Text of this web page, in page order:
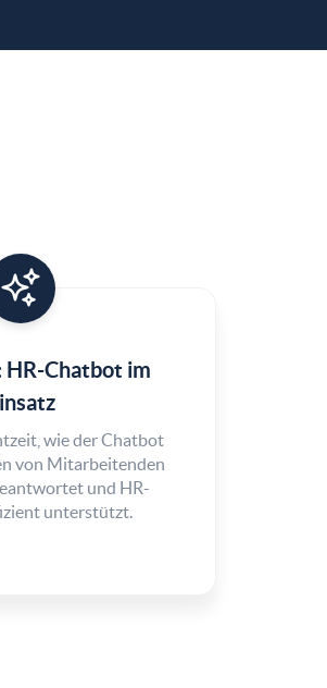
HR-Chatbot im
wie der Chatbot
von Mitarbeitenden
und HR-
unterstützt.